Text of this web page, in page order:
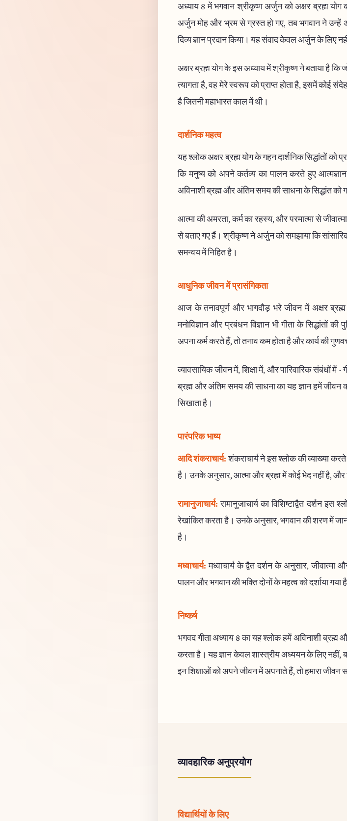
अध्याय 8 में भगवान श्रीकृष्ण अर्जुन को अक्षर ब्रह्म
अर्जुन मोह और भ्रम से ग्रस्त हो गए, तब भगवान ने उन्हें
दिव्य ज्ञान प्रदान किया। यह संवाद केवल अर्जुन के लिए
अक्षर ब्रह्म योग के इस अध्याय में श्रीकृष्ण ने बताया है
त्यागता है, वह मेरे स्वरूप को प्राप्त होता है, इसमें कोई
है जितनी महाभारत काल में थी।
दार्शनिक महत्व
यह श्लोक अक्षर ब्रह्म योग के गहन दार्शनिक सिद्धांतों को
कि मनुष्य को अपने कर्तव्य का पालन करते हुए
अविनाशी ब्रह्म और अंतिम समय की साधना के सिद्धांत
आत्मा की अमरता, कर्म का रहस्य, और परमात्मा से
से बताए गए हैं। श्रीकृष्ण ने अर्जुन को समझाया कि
समन्वय में निहित है।
आधुनिक जीवन में प्रासंगिकता
आज के तनावपूर्ण और भागदौड़ भरे जीवन में अक्षर
मनोविज्ञान और प्रबंधन विज्ञान भी गीता के सिद्धांतों
अपना कर्म करते हैं, तो तनाव कम होता है और कार्य की
व्यावसायिक जीवन में, शिक्षा में, और पारिवारिक संबंधों में -
ब्रह्म और अंतिम समय की साधना का यह ज्ञान हमें जीवन
सिखाता है।
पारंपरिक भाष्य
आदि शंकराचार्य: शंकराचार्य ने इस श्लोक की व्याख्या करते
है। उनके अनुसार, आत्मा और ब्रह्म में कोई भेद नहीं है, और यह
रामानुजाचार्य: रामानुजाचार्य का विशिष्टाद्वैत दर्शन
रेखांकित करता है। उनके अनुसार, भगवान की शरण में जाना
है।
मध्वाचार्य: मध्वाचार्य के द्वैत दर्शन के अनुसार,
पालन और भगवान की भक्ति दोनों के महत्व को दर्शाया गया
निष्कर्ष
भगवद गीता अध्याय 8 का यह श्लोक हमें अविनाशी ब्रह्म
करता है। यह ज्ञान केवल शास्त्रीय अध्ययन के लिए
इन शिक्षाओं को अपने जीवन में अपनाते हैं, तो हमारा
व्यावहारिक अनुप्रयोग
विद्यार्थियों के लिए